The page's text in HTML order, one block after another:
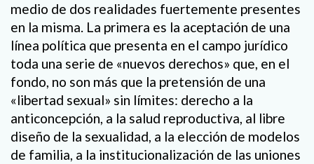
medio de dos realidades fuertemente presentes
en la misma. La primera es la aceptación de una
línea política que presenta en el campo jurídico
toda una serie de «nuevos derechos» que, en el
fondo, no son más que la pretensión de una
«libertad sexual» sin límites: derecho a la
anticoncepción, a la salud reproductiva, al libre
diseño de la sexualidad, a la elección de modelos
de familia, a la institucionalización de las uniones